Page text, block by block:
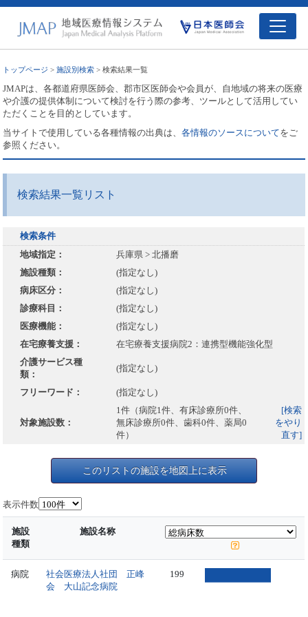
トップページ >施設別検索 > 検索結果一覧
JMAPは、各都道府県医師会、郡市区医師会や会員が、自地域の将来の医療
や介護の提供体制について検討を行う際の参考、ツールとして活用してい
ただくことを目的としています。
当サイトで使用している各種情報の出典は、各情報のソースについてをご
参照ください。
検索結果一覧リスト
検索条件
地域指定：
兵庫県 > 北播磨
施設種類：
(指定なし)
病床区分：
(指定なし)
診療科目：
(指定なし)
医療機能：
(指定なし)
在宅療養支援：
在宅療養支援病院2：連携型機能強化型
介護サービス種
類：
(指定なし)
フリーワード： (指定なし)
対象施設数：
1件（病院1件、有床診療所0件、
無床診療所0件、歯科0件、薬局0
件）
[検索
をやり
直す]
このリストの施設を地図上に表示
表示件数
施設
種類
施設名称
病院
社会医療法人社団 正峰
会 大山記念病院
199